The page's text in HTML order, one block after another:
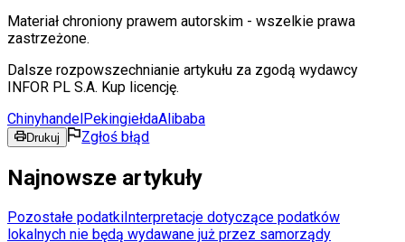
Materiał chroniony prawem autorskim - wszelkie prawa
zastrzeżone.
Dalsze rozpowszechnianie artykułu za zgodą wydawcy
INFOR PL S.A. Kup licencję.
ChinyhandelPekingiełdaAlibaba
Drukuj Zgłoś błąd
Najnowsze artykuły
Pozostałe podatki Interpretacje dotyczące podatków
lokalnych nie będą wydawane już przez samorządy